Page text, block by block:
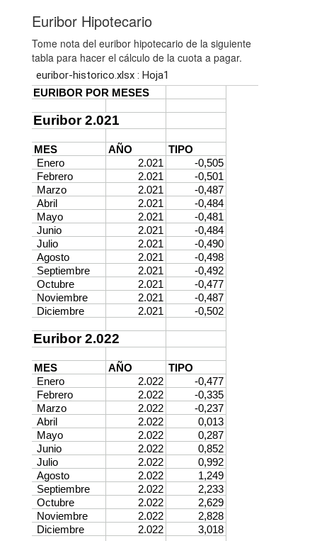
Euribor Hipotecario
Tome nota del euribor hipotecario de la siguiente
tabla para hacer el cálculo de la cuota a pagar.